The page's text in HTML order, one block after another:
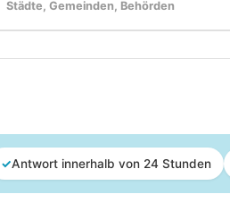
Städte, Gemeinden, Behörden
✓Antwort innerhalb von 24 Stunden